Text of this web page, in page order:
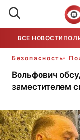
ВСЕ НОВОСТИ
Безопасность
Вольфович
заместителем